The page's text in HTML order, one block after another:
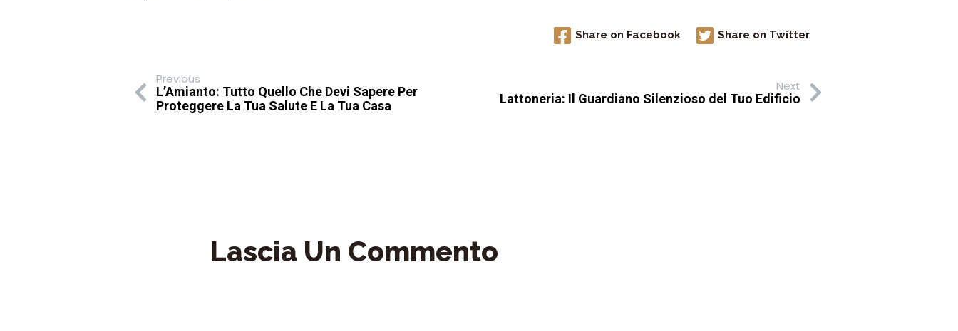
Share on Facebook Share on Twitter
Previous
L’Amianto: Tutto Quello Che Devi Sapere Per
Proteggere La Tua Salute E La Tua Casa
Next
Lattoneria: Il Guardiano Silenzioso del Tuo Edificio
Lascia Un Commento